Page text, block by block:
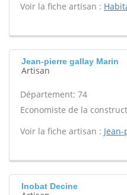
Voir la fiche artisan :
Jean-pierre gallay Marin
Artisan
Département: 74
Economiste de la
Voir la fiche artisan :
Inobat Decine